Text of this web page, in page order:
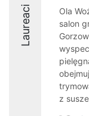
Laureaci
Ola
salon
z